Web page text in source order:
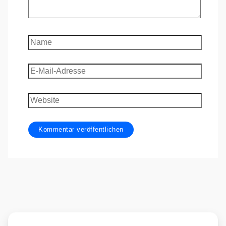
Name
E-
Mail-
Adresse
Website